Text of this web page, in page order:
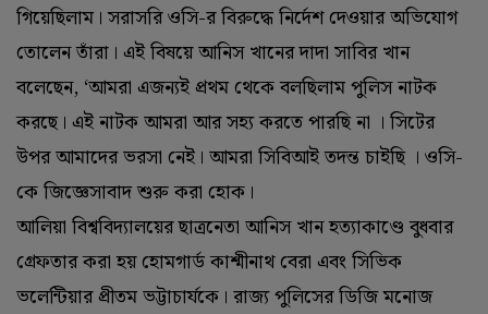
গিয়েছিলাম। সরাসরি ওসি-র বিরুদ্ধে নির্দেশ দেওয়ার অভিযোগ
তোলেন তাঁরা। এই বিষয়ে আনিস খানের দাদা সাবির খান
বলেছেন, ‘আমরা এজন্যই প্রথম থেকে বলছিলাম পুলিস নাটক
করছে। এই নাটক আমরা আর সহ্য করতে পারছি না । সিটের
উপর আমাদের ভরসা নেই। আমরা সিবিআই তদন্ত চাইছি । ওসি-
কে জিজ্ঞেসাবাদ শুরু করা হোক।
আলিয়া বিশ্ববিদ্যালয়ের ছাত্রনেতা আনিস খান হত্যাকাণ্ডে বুধবার
গ্রেফতার করা হয় হোমগার্ড কাশ্মীনাথ বেরা এবং সিভিক
ভলেন্টিয়ার প্রীতম ভট্টাচার্যকে। রাজ্য পুলিসের ডিজি মনোজ